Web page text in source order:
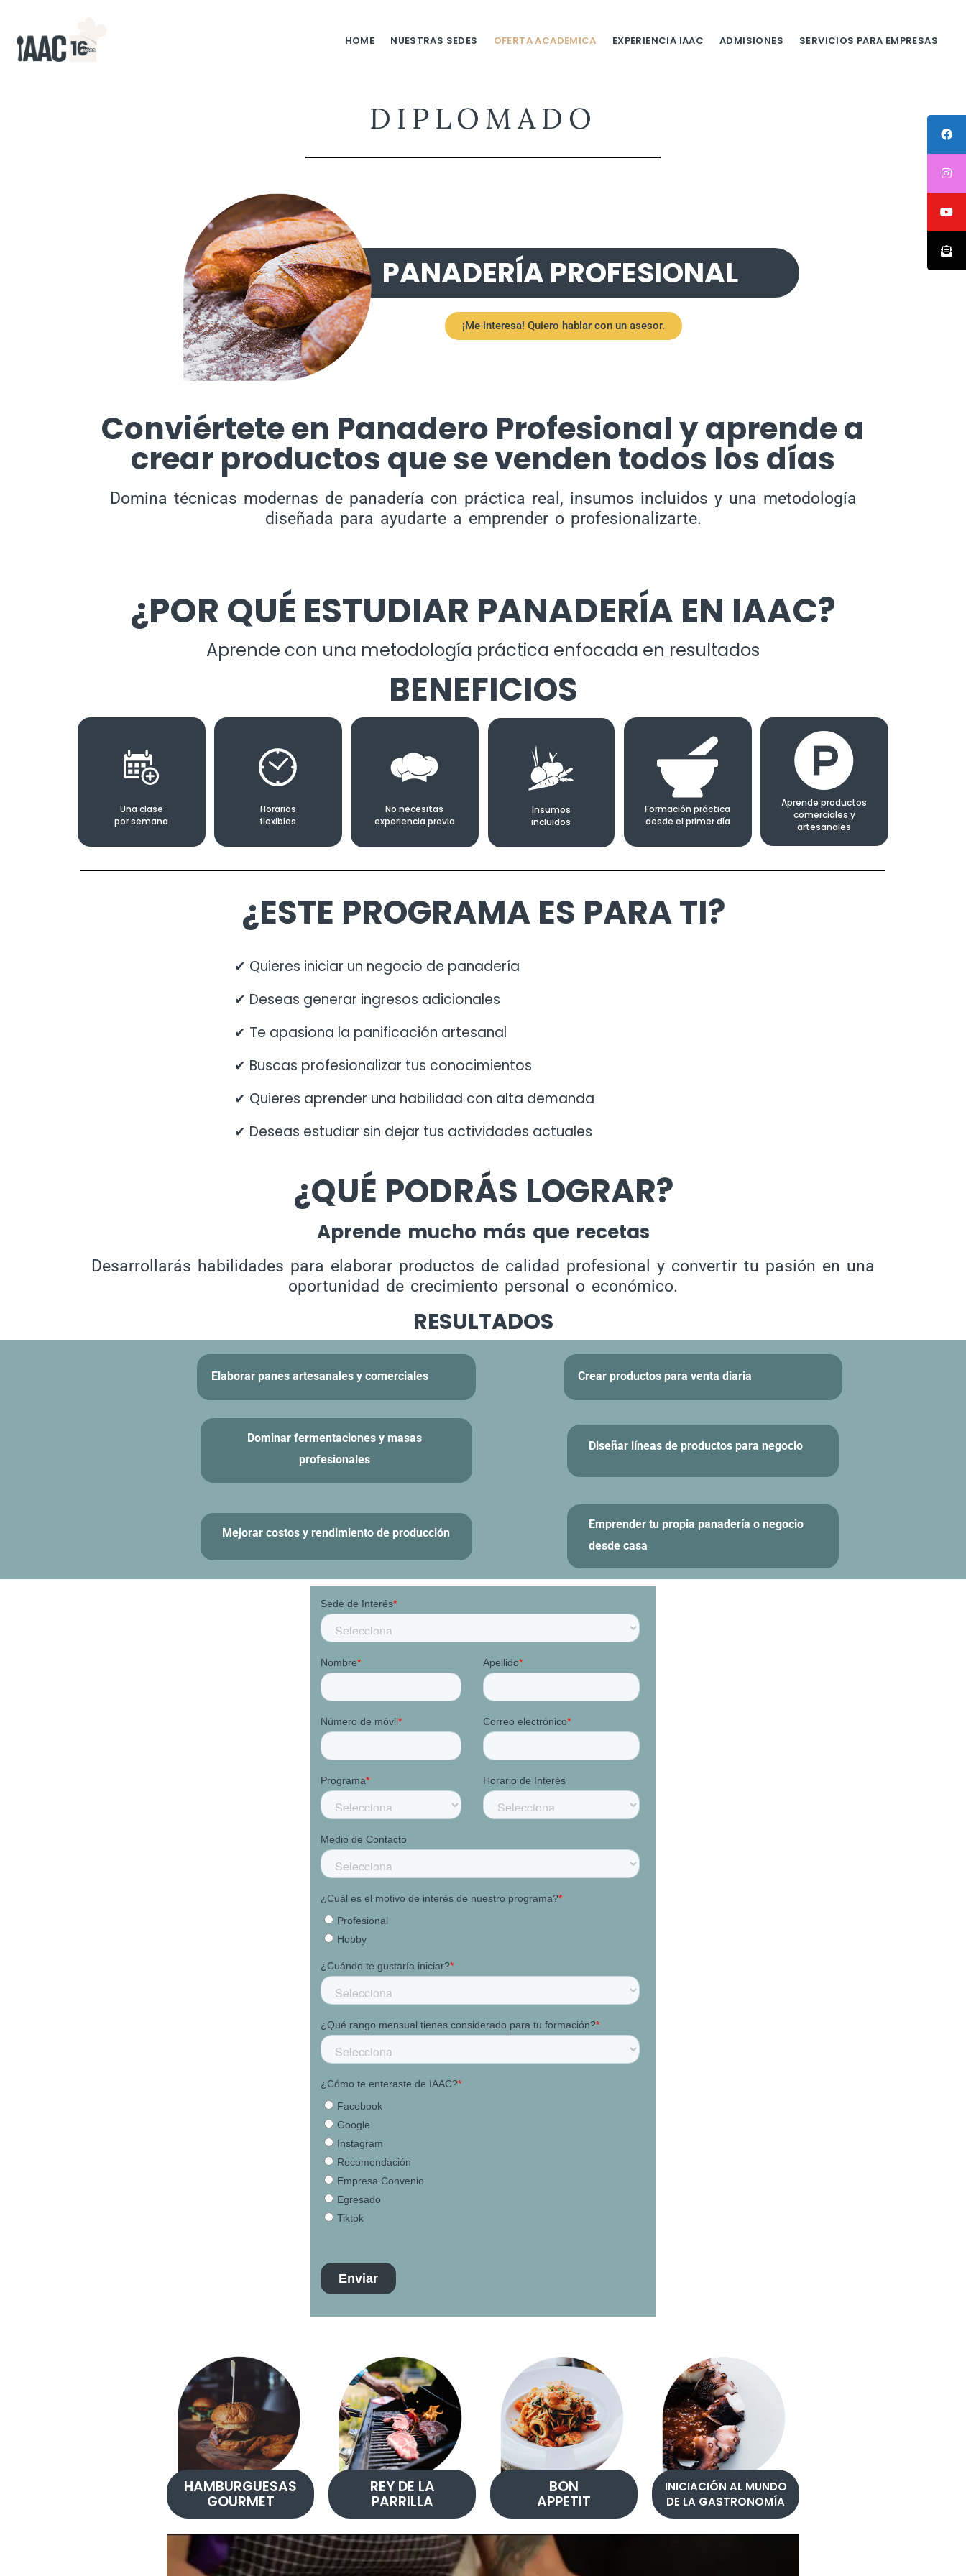
HOME NUESTRAS SEDES OFERTA ACADEMICA EXPERIENCIA IAAC ADMISIONES SERVICIOS PARA EMPRESAS
DIPLOMADO
PANADERÍA PROFESIONAL
¡Me interesa! Quiero hablar con un asesor.
Conviértete en Panadero Profesional y aprende a
crear productos que se venden todos los días
Domina técnicas modernas de panadería con práctica real, insumos incluidos y una metodología
diseñada para ayudarte a emprender o profesionalizarte.
¿POR QUÉ ESTUDIAR PANADERÍA EN IAAC?
Aprende con una metodología práctica enfocada en resultados
BENEFICIOS
Una clase
por semana
Horarios
flexibles
No necesitas
experiencia previa
Insumos
incluidos
Formación práctica
desde el primer día
Aprende productos
comerciales y
artesanales
¿ESTE PROGRAMA ES PARA TI?
✔ Quieres iniciar un negocio de panadería
✔ Deseas generar ingresos adicionales
✔ Te apasiona la panificación artesanal
✔ Buscas profesionalizar tus conocimientos
✔ Quieres aprender una habilidad con alta demanda
✔ Deseas estudiar sin dejar tus actividades actuales
¿QUÉ PODRÁS LOGRAR?
Aprende mucho más que recetas
Desarrollarás habilidades para elaborar productos de calidad profesional y convertir tu pasión en una
oportunidad de crecimiento personal o económico.
RESULTADOS
Elaborar panes artesanales y comerciales Crear productos para venta diaria
Dominar fermentaciones y masas
profesionales
Diseñar líneas de productos para negocio
Mejorar costos y rendimiento de producción
Emprender tu propia panadería o negocio
desde casa
HAMBURGUESAS
GOURMET
REY DE LA
PARRILLA
BON
APPETIT
INICIACIÓN AL MUNDO
DE LA GASTRONOMÍA